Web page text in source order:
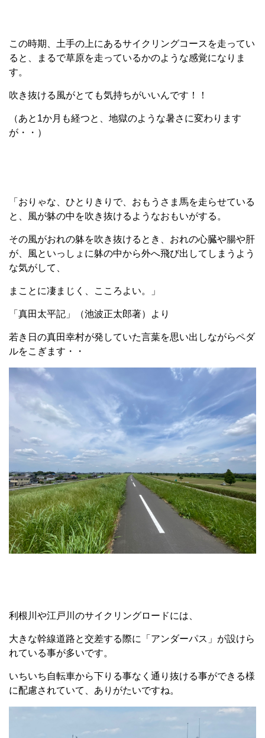
この時期、土手の上にあるサイクリングコースを走ってい
ると、まるで草原を走っているかのような感覚になりま
す。
吹き抜ける風がとても気持ちがいいんです！！
（あと1か月も経つと、地獄のような暑さに変わります
が・・）
「おりゃな、ひとりきりで、おもうさま馬を走らせている
と、風が躰の中を吹き抜けるようなおもいがする。
その風がおれの躰を吹き抜けるとき、おれの心臓や腸や肝
が、風といっしょに躰の中から外へ飛び出してしまうよう
な気がして、
まことに凄まじく、こころよい。」
「真田太平記」（池波正太郎著）より
若き日の真田幸村が発していた言葉を思い出しながらペダ
ルをこぎます・・
利根川や江戸川のサイクリングロードには、
大きな幹線道路と交差する際に「アンダーパス」が設けら
れている事が多いです。
いちいち自転車から下りる事なく通り抜ける事ができる様
に配慮されていて、ありがたいですね。